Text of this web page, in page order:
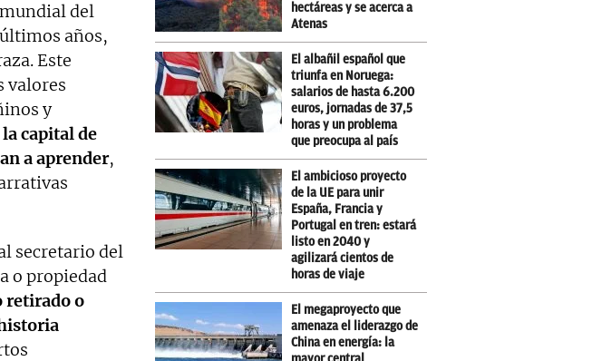
del
años,
Este
valores
y
capital de
a aprender,
secretario del
o propiedad
retirado o
hectáreas y se acerca a
Atenas
El albañil español que
triunfa en Noruega:
salarios de hasta 6.200
euros, jornadas de 37,5
horas y un problema
que preocupa al país
El ambicioso proyecto
de la UE para unir
España, Francia y
Portugal en tren: estará
listo en 2040 y
agilizará cientos de
horas de viaje
El megaproyecto que
amenaza el liderazgo de
China en energía: la